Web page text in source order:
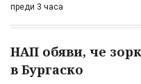
преди 3 часа
НАП обяви, че
в Бургаско